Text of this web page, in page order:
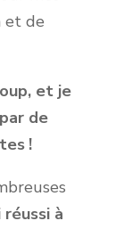
et de
et je
de
!
réussi à